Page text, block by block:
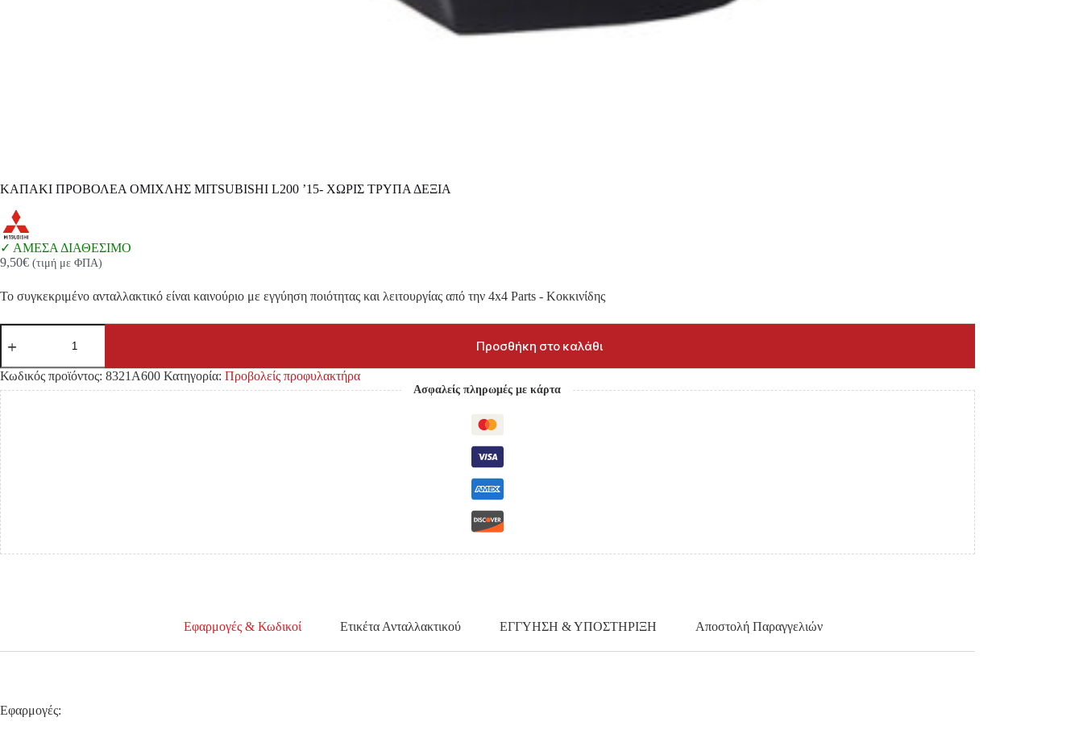
ΚΑΠΑΚΙ ΠΡΟΒΟΛΕΑ ΟΜΙΧΛΗΣ MITSUBISHI L200 ’15- ΧΩΡΙΣ ΤΡΥΠΑ ΔΕΞΙΑ
ΑΜΕΣΑ ΔΙΑΘΕΣΙΜΟ
9,50€ (τιμή με ΦΠΑ)
Το συγκεκριμένο ανταλλακτικό είναι καινούριο με εγγύηση ποιότητας και λειτουργίας από την 4x4 Parts - Κοκκινίδης
ΚΑΠΑΚΙ
ΠΡΟΒΟΛΕΑ
MITSUBISHI
L200
'15-
ΧΩΡΙΣ
ΤΡΥΠΑ
ΔΕΞΙΑ
ποσότητα
Προσθήκη στο καλάθι
Κωδικός προϊόντος: 8321A600 Κατηγορία: Προβολείς προφυλακτήρα
Ασφαλείς πληρωμές με κάρτα
Εφαρμογές & Κωδικοί Ετικέτα Ανταλλακτικού ΕΓΓΥΗΣΗ & ΥΠΟΣΤΗΡΙΞΗ Αποστολή Παραγγελιών
Εφαρμογές: